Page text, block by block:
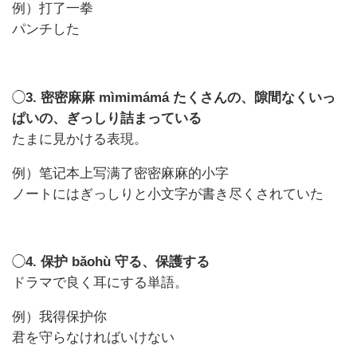
例）打了一拳
パンチした
◯3. 密密麻麻 mìmimámá たくさんの、隙間なくいっ
ぱいの、ぎっしり詰まっている
たまに見かける表現。
例）笔记本上写满了密密麻麻的小字
ノートにはぎっしりと小文字が書き尽くされていた
◯4. 保护 bǎohù 守る、保護する
ドラマで良く耳にする単語。
例）我得保护你
君を守らなければいけない